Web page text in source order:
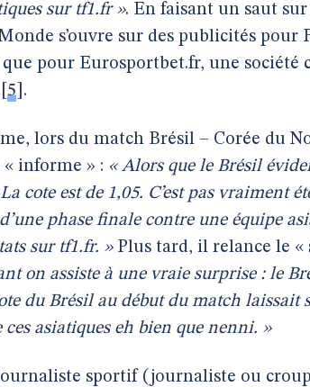
sur tf1.fr ». En faisant un saut
s’ouvre sur des publicités pour
pour Eurosportbet.fr, une société
5 .
lors du match Brésil – Corée du
informe » : « Alors que le Brésil
cote est de 1,05. C’est pas vraiment
phase finale contre une équipe
sur tf1.fr. »Plus tard, il relance le «
on assiste à une vraie surprise : le
du Brésil au début du match laissait
ces asiatiques eh bien que nenni. »
sportif (journaliste ou